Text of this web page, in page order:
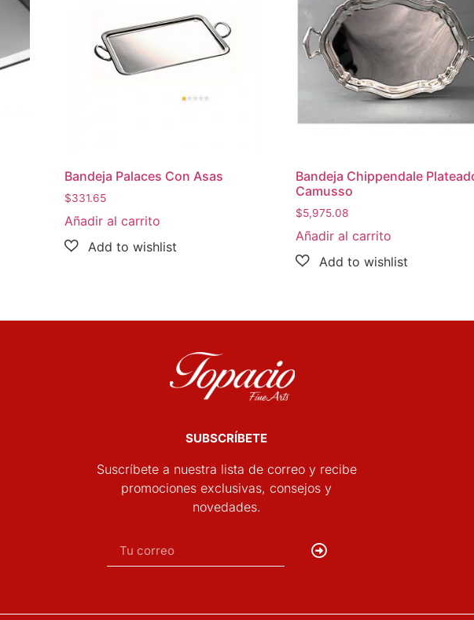
Bandeja Palaces Con Asas
$331.65
Añadir al carrito
Bandeja Chippendale
Camusso
$5,975.08
Añadir al carrito
SUBSCRÍBETE
Suscríbete a nuestra lista de correo y recibe
promociones exclusivas, consejos y
novedades.